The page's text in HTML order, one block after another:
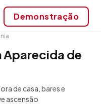
Demonstração
Aparecida de
de casa, bares e
ascensão